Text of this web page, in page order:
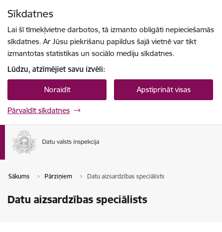
Sīkdatnes
Lai šī tīmekļvietne darbotos, tā izmanto obligāti nepieciešamās
sīkdatnes. Ar Jūsu piekrišanu papildus šajā vietnē var tikt
izmantotas statistikas un sociālo mediju sīkdatnes.
Lūdzu, atzīmējiet savu izvēli:
Noraidīt Apstiprināt visas
Pārvaldīt sīkdatnes
Sākums Pārziņiem Datu aizsardzības speciālists
Datu aizsardzības speciālists